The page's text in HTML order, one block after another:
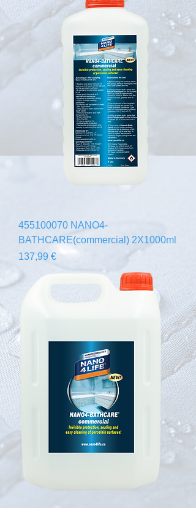
455100070 NANO4-
BATHCARE(commercial) 2X1000ml
Prix
137,99 €